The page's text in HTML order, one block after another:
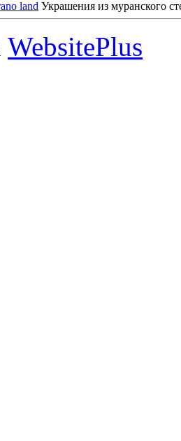
land Украшения из муранского
WebsitePlus